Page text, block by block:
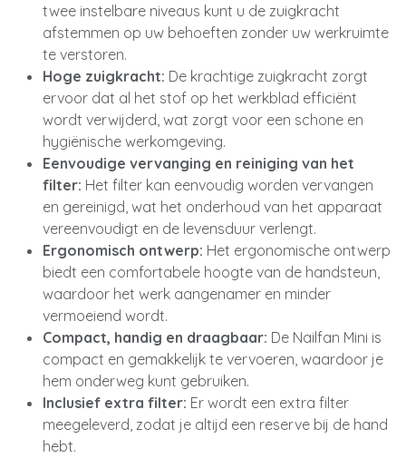
twee instelbare niveaus kunt u de zuigkracht
afstemmen op uw behoeften zonder uw werkruimte
te verstoren.
Hoge zuigkracht: De krachtige zuigkracht zorgt
ervoor dat al het stof op het werkblad efficiënt
wordt verwijderd, wat zorgt voor een schone en
hygiënische werkomgeving.
Eenvoudige vervanging en reiniging van het
filter: Het filter kan eenvoudig worden vervangen
en gereinigd, wat het onderhoud van het apparaat
vereenvoudigt en de levensduur verlengt.
Ergonomisch ontwerp: Het ergonomische ontwerp
biedt een comfortabele hoogte van de handsteun,
waardoor het werk aangenamer en minder
vermoeiend wordt.
Compact, handig en draagbaar: De Nailfan Mini is
compact en gemakkelijk te vervoeren, waardoor je
hem onderweg kunt gebruiken.
Inclusief extra filter: Er wordt een extra filter
meegeleverd, zodat je altijd een reserve bij de hand
hebt.